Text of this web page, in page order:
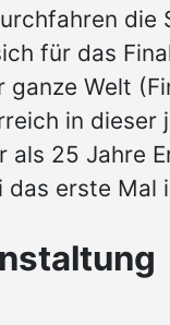
für das
Welt
in
als 25 Jahre
erste Mal